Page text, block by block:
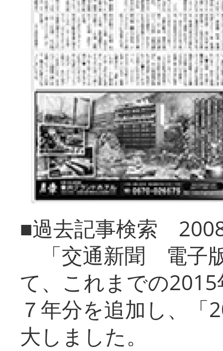
■過去記事検索
「交通新聞 電子
て、これまでの
７年分を追加し、「
大しまし